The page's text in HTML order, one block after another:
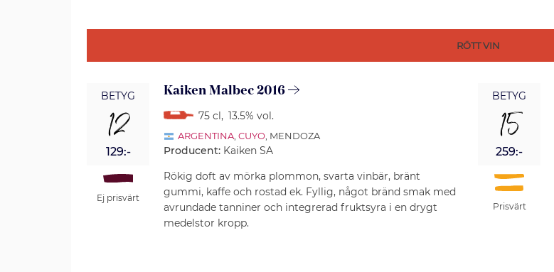
RÖTT VIN
BETYG
12
129:-
Ej prisvärt
Kaiken Malbec 2016
75 cl, 13.5% vol.
ARGENTINA ,CUYO , MENDOZA
Producent: Kaiken SA
Rökig doft av mörka plommon, svarta vinbär, bränt
gummi, kaffe och rostad ek. Fyllig, något bränd smak med
avrundade tanniner och integrerad fruktsyra i en drygt
medelstor kropp.
BETYG
15
259:-
Prisvärt